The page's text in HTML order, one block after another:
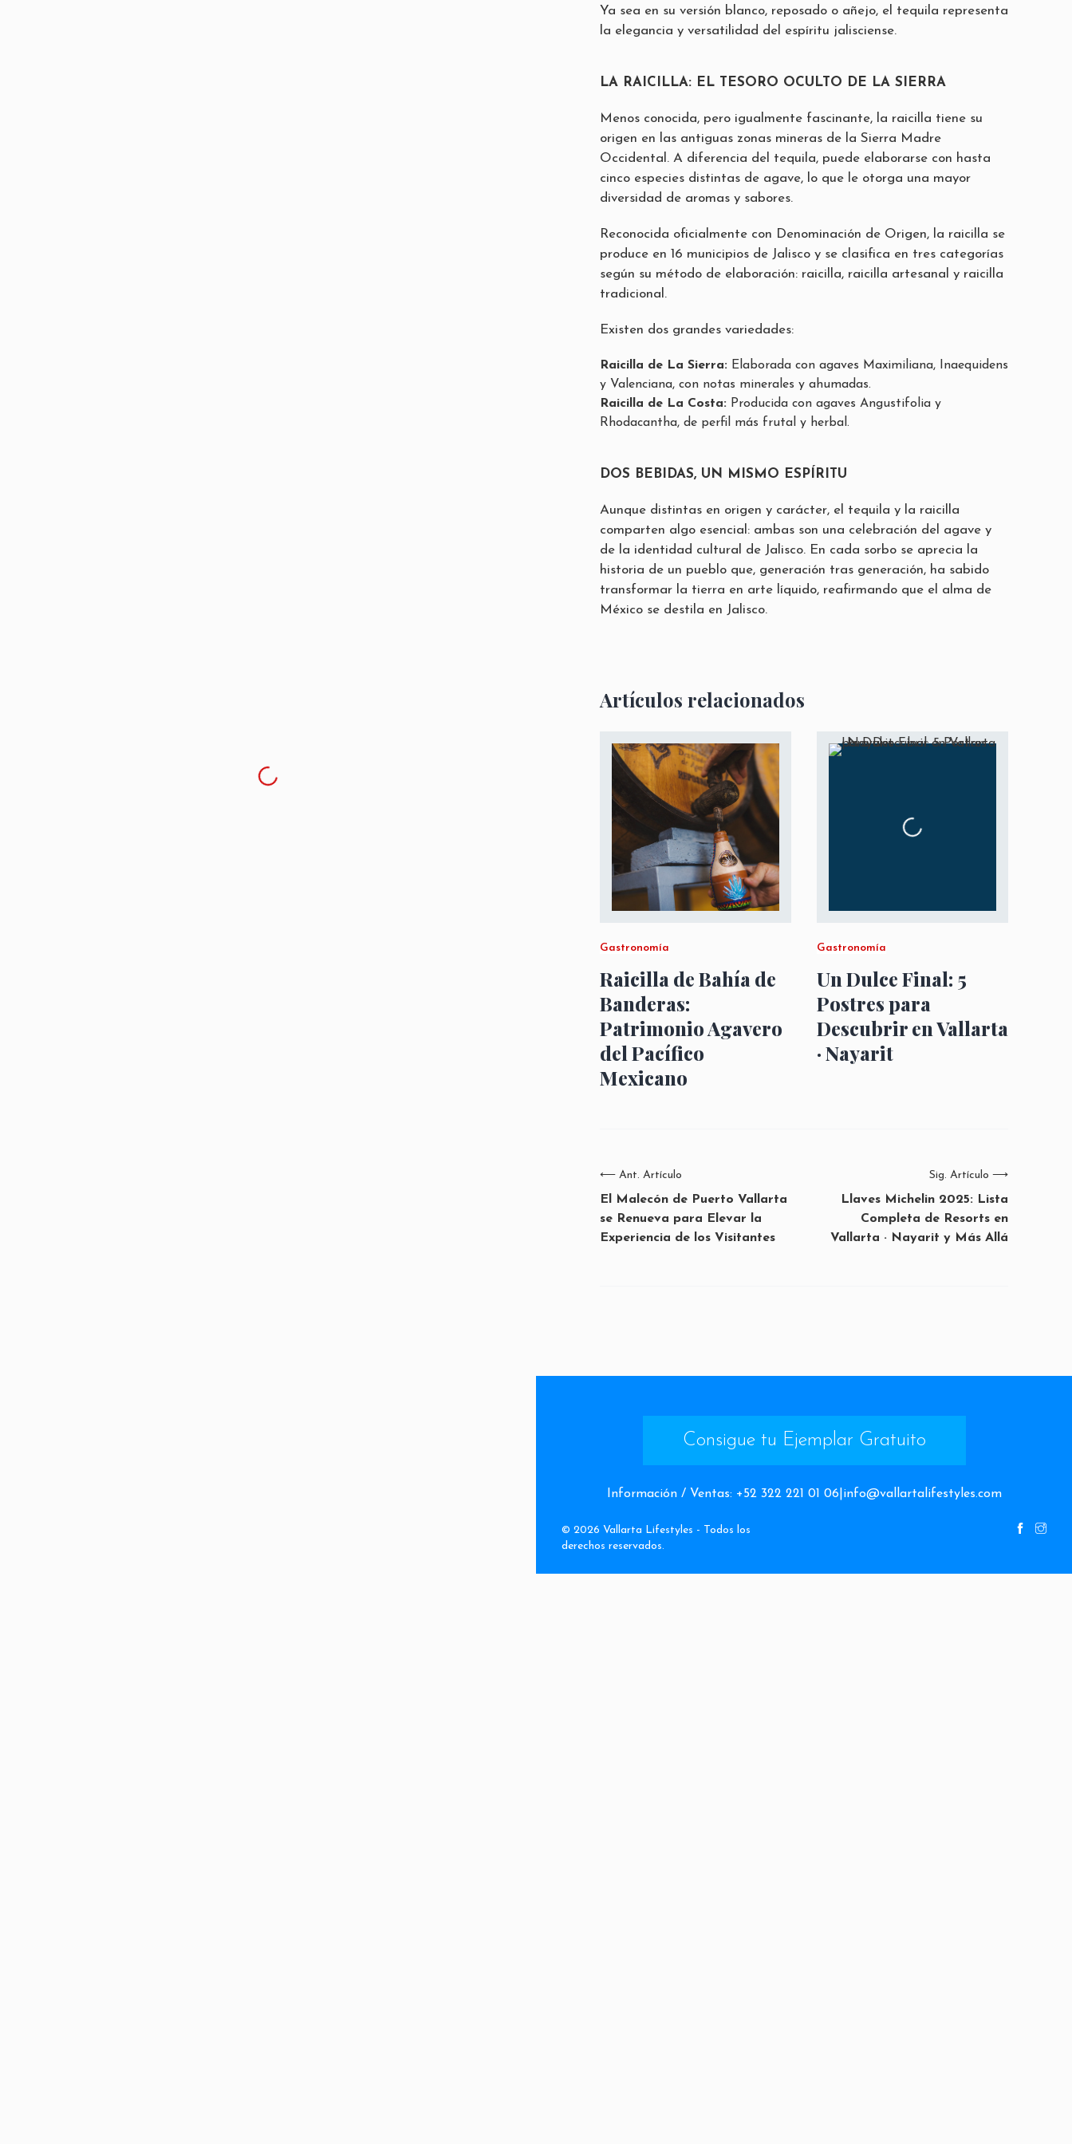
Ya sea en su versión blanco, reposado o añejo, el tequila representa
la elegancia y versatilidad del espíritu jalisciense.
LA RAICILLA: EL TESORO OCULTO DE LA SIERRA
Menos conocida, pero igualmente fascinante, la raicilla tiene su
origen en las antiguas zonas mineras de la Sierra Madre
Occidental. A diferencia del tequila, puede elaborarse con hasta
cinco especies distintas de agave, lo que le otorga una mayor
diversidad de aromas y sabores.
Reconocida oficialmente con Denominación de Origen, la raicilla se
produce en 16 municipios de Jalisco y se clasifica en tres categorías
según su método de elaboración: raicilla, raicilla artesanal y raicilla
tradicional.
Existen dos grandes variedades:
Raicilla de La Sierra: Elaborada con agaves Maximiliana, Inaequidens
y Valenciana, con notas minerales y ahumadas.
Raicilla de La Costa: Producida con agaves Angustifolia y
Rhodacantha, de perfil más frutal y herbal.
DOS BEBIDAS, UN MISMO ESPÍRITU
Aunque distintas en origen y carácter, el tequila y la raicilla
comparten algo esencial: ambas son una celebración del agave y
de la identidad cultural de Jalisco. En cada sorbo se aprecia la
historia de un pueblo que, generación tras generación, ha sabido
transformar la tierra en arte líquido, reafirmando que el alma de
México se destila en Jalisco.
Artículos relacionados
Gastronomía
Raicilla de Bahía de
Banderas:
Patrimonio Agavero
del Pacífico
Mexicano
Gastronomía
Un Dulce Final: 5
Postres para
Descubrir en Vallarta
· Nayarit
⟵ Ant. Artículo
El Malecón de Puerto Vallarta
se Renueva para Elevar la
Experiencia de los Visitantes
Sig. Artículo ⟶
Llaves Michelin 2025: Lista
Completa de Resorts en
Vallarta · Nayarit y Más Allá
Consigue tu Ejemplar Gratuito
Información / Ventas: +52 322 221 01 06| info@vallartalifestyles.com
© 2026 Vallarta Lifestyles - Todos los
derechos reservados.